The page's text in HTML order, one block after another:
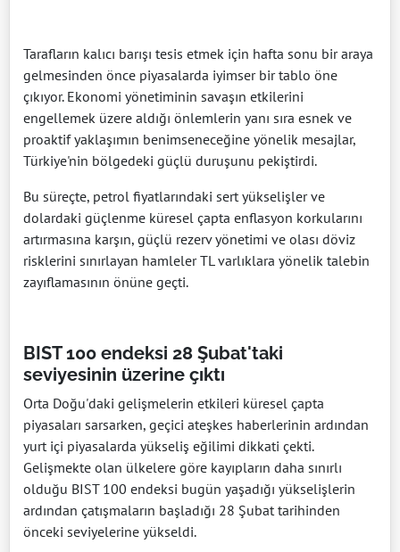
Tarafların kalıcı barışı tesis etmek için hafta sonu bir araya
gelmesinden önce piyasalarda iyimser bir tablo öne
çıkıyor. Ekonomi yönetiminin savaşın etkilerini
engellemek üzere aldığı önlemlerin yanı sıra esnek ve
proaktif yaklaşımın benimseneceğine yönelik mesajlar,
Türkiye'nin bölgedeki güçlü duruşunu pekiştirdi.
Bu süreçte, petrol fiyatlarındaki sert yükselişler ve
dolardaki güçlenme küresel çapta enflasyon korkularını
artırmasına karşın, güçlü rezerv yönetimi ve olası döviz
risklerini sınırlayan hamleler TL varlıklara yönelik talebin
zayıflamasının önüne geçti.
BIST 100 endeksi 28 Şubat'taki
seviyesinin üzerine çıktı
Orta Doğu'daki gelişmelerin etkileri küresel çapta
piyasaları sarsarken, geçici ateşkes haberlerinin ardından
yurt içi piyasalarda yükseliş eğilimi dikkati çekti.
Gelişmekte olan ülkelere göre kayıpların daha sınırlı
olduğu BIST 100 endeksi bugün yaşadığı yükselişlerin
ardından çatışmaların başladığı 28 Şubat tarihinden
önceki seviyelerine yükseldi.